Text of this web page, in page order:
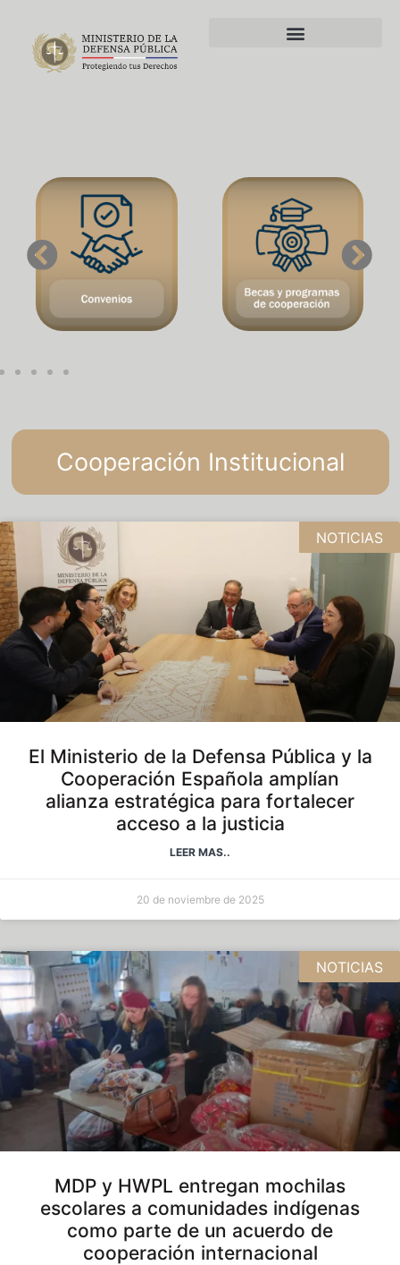
Cooperación Institucional
NOTICIAS
El Ministerio de la Defensa Pública y la
Cooperación Española amplían
alianza estratégica para fortalecer
acceso a la justicia
LEER MAS..
20 de noviembre de 2025
NOTICIAS
MDP y HWPL entregan mochilas
escolares a comunidades indígenas
como parte de un acuerdo de
cooperación internacional